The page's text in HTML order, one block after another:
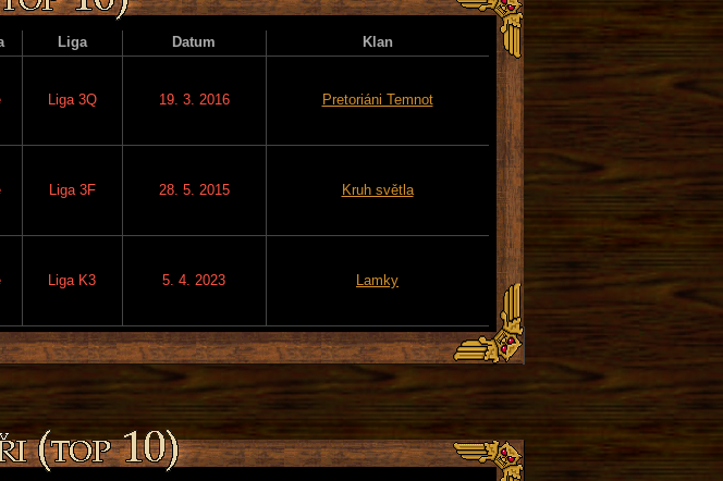
Liga Datum Klan
Liga 3Q 19. 3. 2016 Pretoriáni Temnot
Liga 3F 28. 5. 2015 Kruh světla
Liga K3 5. 4. 2023 Lamky